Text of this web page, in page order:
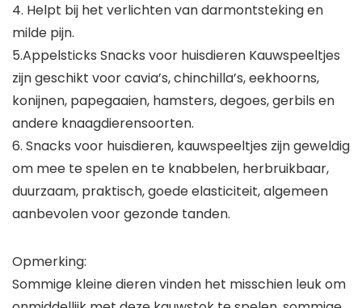
4. Helpt bij het verlichten van darmontsteking en
milde pijn.
5.Appelsticks Snacks voor huisdieren Kauwspeeltjes
zijn geschikt voor cavia’s, chinchilla’s, eekhoorns,
konijnen, papegaaien, hamsters, degoes, gerbils en
andere knaagdierensoorten.
6. Snacks voor huisdieren, kauwspeeltjes zijn geweldig
om mee te spelen en te knabbelen, herbruikbaar,
duurzaam, praktisch, goede elasticiteit, algemeen
aanbevolen voor gezonde tanden.
Opmerking:
Sommige kleine dieren vinden het misschien leuk om